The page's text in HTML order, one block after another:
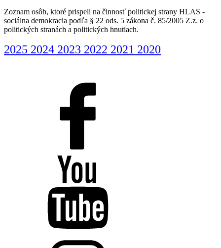
Zoznam osôb, ktoré prispeli na činnosť politickej strany HLAS -
sociálna demokracia podľa § 22 ods. 5 zákona č. 85/2005 Z.z. o
politických stranách a politických hnutiach.
2025 2024 2023 2022 2021 2020